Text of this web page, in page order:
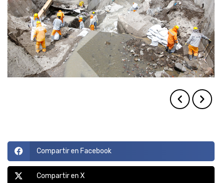
Compartir en Facebook
Compartir en X